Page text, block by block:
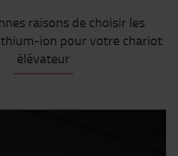
raisons de choisir les
ion pour votre chariot
élévateur